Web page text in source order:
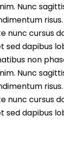
Nunc
nunc cursus
sed dapibus
non
Nunc
nunc cursus
sed dapibus